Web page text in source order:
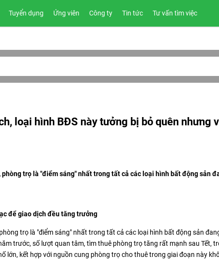
Tuyển dụng Ứng viên Công ty Tin tức Tư vấn tìm việc
loại hình BĐS này tưởng bị bỏ quên nhưng
trọ là "điểm sáng" nhất trong tất cả các loại hình bất động sản
để giao dịch đều tăng trưởng
trọ là "điểm sáng" nhất trong tất cả các loại hình bất động sản
trước, số lượt quan tâm, tìm thuê phòng trọ tăng rất mạnh sau Tết,
lớn, kết hợp với nguồn cung phòng trọ cho thuê trong giai đoạn này